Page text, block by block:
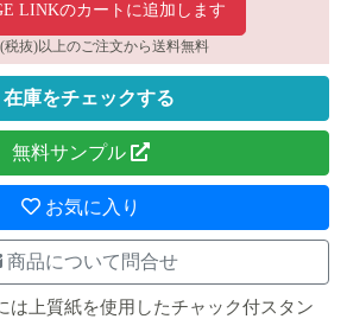
LINKのカートに追加します
税抜)以上のご注文から送料無料
在庫をチェックする
無料サンプル
お気に入り
商品について問合せ
は上質紙を使用したチャック付スタン